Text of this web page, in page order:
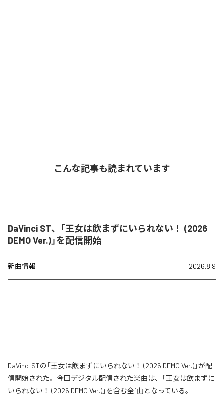
こんな記事も読まれています
DaVinci ST、「王女は飲まずにいられない！ (2026
DEMO Ver.)」を配信開始
新曲情報 2026.8.9
DaVinci STの「王女は飲まずにいられない！ (2026 DEMO Ver.)」が配
信開始された。今回デジタル配信された楽曲は、「王女は飲まずに
いられない！ (2026 DEMO Ver.)」を含む全1曲となっている。